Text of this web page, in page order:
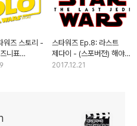
워즈 스토리 -
니표
전
스타워즈 Ep.8: 라스트
제다이 - (스포버전) 해야
할, 하고 싶은 이야기들
2017.12.21